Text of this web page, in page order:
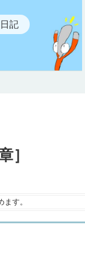
記
］
ます。